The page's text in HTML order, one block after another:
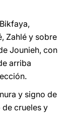
Zahlé y sobre
Jounieh, con
arriba
y signo de
crueles y